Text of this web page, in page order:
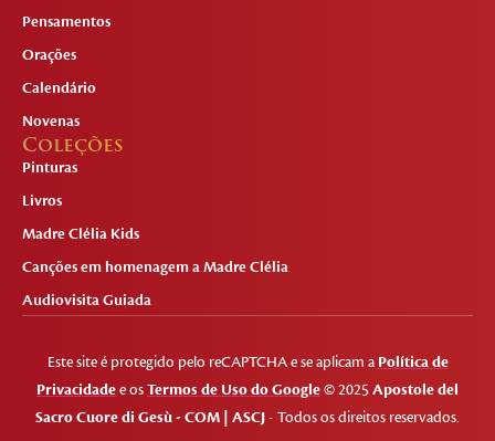
Pensamentos
Orações
Calendário
Novenas
Coleções
Pinturas
Livros
Madre Clélia Kids
Canções em homenagem a Madre Clélia
Audiovisita Guiada
Este site é protegido pelo reCAPTCHA e se aplicam a Política de
Privacidadee osTermos de Uso do Google© 2025Apostole del
Sacro Cuore di Gesù - COM | ASCJ- Todos os direitos reservados.